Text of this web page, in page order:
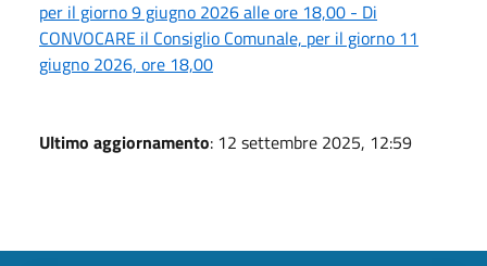
per il giorno 9 giugno 2026 alle ore 18,00 - Di
CONVOCARE il Consiglio Comunale, per il giorno 11
giugno 2026, ore 18,00
Ultimo aggiornamento: 12 settembre 2025, 12:59